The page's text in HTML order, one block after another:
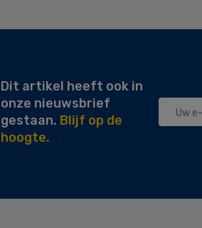
Dit artikel heeft ook in
onze nieuwsbrief
gestaan. Blijf op de
hoogte.